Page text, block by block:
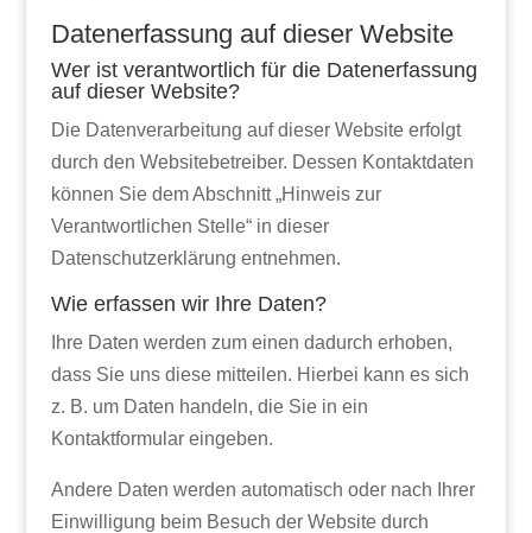
Datenerfassung auf dieser Website
Wer ist verantwortlich für die Datenerfassung
auf dieser Website?
Die Datenverarbeitung auf dieser Website erfolgt
durch den Websitebetreiber. Dessen Kontaktdaten
können Sie dem Abschnitt „Hinweis zur
Verantwortlichen Stelle“ in dieser
Datenschutzerklärung entnehmen.
Wie erfassen wir Ihre Daten?
Ihre Daten werden zum einen dadurch erhoben,
dass Sie uns diese mitteilen. Hierbei kann es sich
z. B. um Daten handeln, die Sie in ein
Kontaktformular eingeben.
Andere Daten werden automatisch oder nach Ihrer
Einwilligung beim Besuch der Website durch